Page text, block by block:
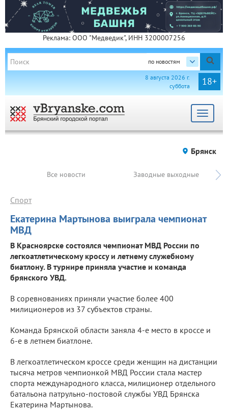
Реклама: ООО "Медведик", ИНН 3200007256
по новостям
18+
8 августа 2026 г.
суббота
Toggle
Брянск
Все новости Заводные выходные
Екатерина Мартынова выиграла чемпионат
МВД
Спорт
В Красноярске состоялся чемпионат МВД России по
легкоатлетическому кроссу и летнему служебному
биатлону. В турнире приняла участие и команда
брянского УВД.
В соревнованиях приняли участие более 400
милиционеров из 37 субъектов страны.
Команда Брянской области заняла 4-е место в кроссе и
6-е в летнем биатлоне.
В легкоатлетическом кроссе среди женщин на дистанции
тысяча метров чемпионкой МВД России стала мастер
спорта международного класса, милиционер отдельного
батальона патрульно-постовой службы УВД Брянска
Екатерина Мартынова.